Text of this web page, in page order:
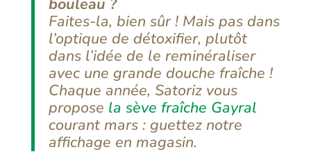
bouleau ?
Faites-la, bien sûr ! Mais pas dans
l’optique de détoxifier, plutôt
dans l’idée de le reminéraliser
avec une grande douche fraîche !
Chaque année, Satoriz vous
propose la sève fraîche Gayral
courant mars : guettez notre
affichage en magasin.